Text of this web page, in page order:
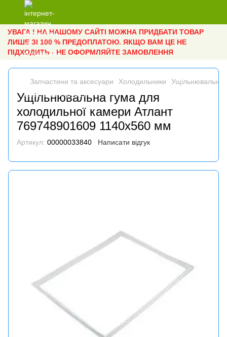
УВАГА ! НА НАШОМУ САЙТІ МОЖНА ПРИДБАТИ ТОВАР
ЛИШЕ ЗІ 100 % ПРЕДОПЛАТОЮ. ЯКЩО ВАМ ЦЕ НЕ
ПІДХОДИТЬ - НЕ ОФОРМЛЯЙТЕ ЗАМОВЛЕННЯ
Запчастини та аксесуари Холодильники Ущільнювальна
Ущільнювальна гума для
холодильної камери Атлант
769748901609 1140x560 мм
Артикул: 00000033840 Написати відгук